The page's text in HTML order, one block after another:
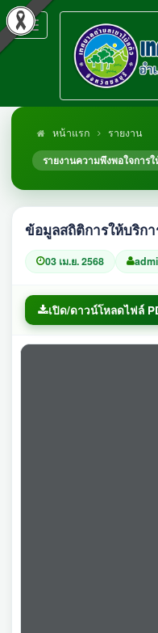
Toggle
navigation
หน้าแรก
รายงาน
รายงานความพึงพอใจการใ
ข้อมูลสถิติการให้บริก
03 เม.ย. 2568
เปิด/ดาวน์โหลดไฟล์